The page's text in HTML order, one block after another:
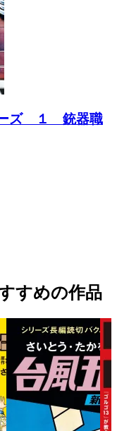
ーズ １ 銃器職
すめの作品